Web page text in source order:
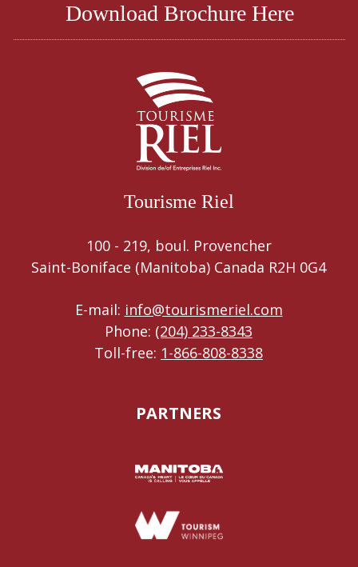
Download Brochure Here
Tourisme Riel
100 - 219, boul. Provencher
Saint-Boniface (Manitoba) Canada R2H 0G4
E-mail: info@tourismeriel.com
Phone: (204) 233-8343
Toll-free: 1-866-808-8338
PARTNERS